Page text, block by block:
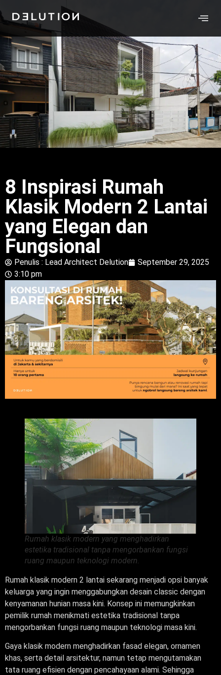
8 Inspirasi Rumah
Klasik Modern 2 Lantai
yang Elegan dan
Fungsional
Penulis : Lead Architect Delution
September 29, 2025
3:10 pm
Rumah klasik modern yang menghadirkan
estetika tradisional tanpa mengorbankan fungsi
ruang maupun teknologi modern.
Rumah klasik modern 2 lantai sekarang menjadi opsi banyak
keluarga yang ingin menggabungkan desain classic dengan
kenyamanan hunian masa kini. Konsep ini memungkinkan
pemilik rumah menikmati estetika tradisional tanpa
mengorbankan fungsi ruang maupun teknologi masa kini.
Gaya klasik modern menghadirkan fasad elegan, ornamen
khas, serta detail arsitektur, namun tetap mengutamakan
tata ruang efisien dengan pencahayaan alami. Sehingga